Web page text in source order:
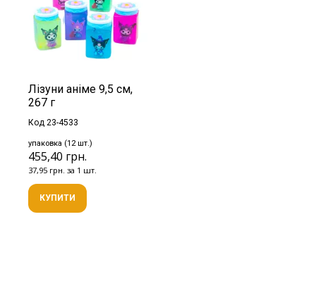
Лізуни аніме 9,5 см,
267 г
Код 23-4533
упаковка (12 шт.)
455,40 грн.
37,95 грн. за 1 шт.
КУПИТИ